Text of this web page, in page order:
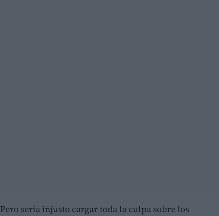
Pero sería injusto cargar toda la culpa sobre los